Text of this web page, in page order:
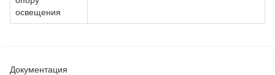
освещения
Документация